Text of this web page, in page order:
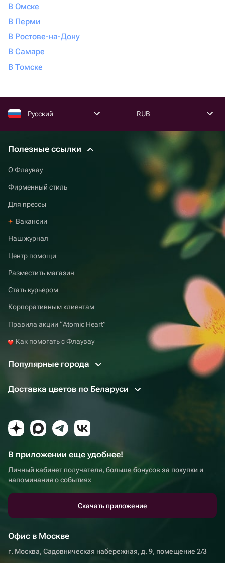
В Омске
В Перми
В Ростове-на-Дону
В Самаре
В Томске
Русский RUB
Полезные ссылки
О Флаувау
Фирменный стиль
Для прессы
Вакансии
Наш журнал
Центр помощи
Разместить магазин
Стать курьером
Корпоративным клиентам
Правила акции “Atomic Heart”
Как помогать с Флаувау
Популярные города
Доставка цветов по Беларуси
В приложении еще удобнее!
Личный кабинет получателя, больше бонусов за покупки и
напоминания о событиях
Скачать приложение
Офис в Москве
г. Москва, Садовническая набережная, д. 9, помещение 2/3